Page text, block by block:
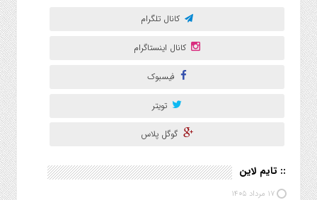
کانال تلگرام
کانال اینستاگرام
فیسبوک
تویتر
گوگل پلاس
:: تایم لاین
۱۷ مرداد ۱۴۰۵